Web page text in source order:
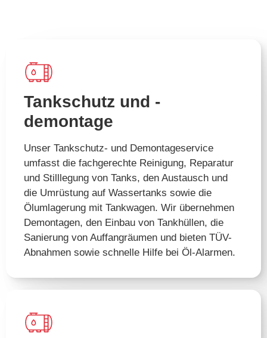
Tankschutz und -
demontage​
Unser Tankschutz- und Demontageservice
umfasst die fachgerechte Reinigung, Reparatur
und Stilllegung von Tanks, den Austausch und
die Umrüstung auf Wassertanks sowie die
Ölumlagerung mit Tankwagen. Wir übernehmen
Demontagen, den Einbau von Tankhüllen, die
Sanierung von Auffangräumen und bieten TÜV-
Abnahmen sowie schnelle Hilfe bei Öl-Alarmen.